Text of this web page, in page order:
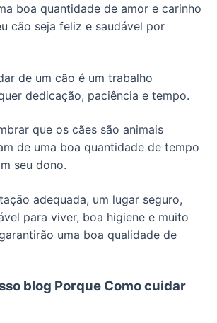
boa quantidade de amor e carinho
cão seja feliz e saudável por
de um cão é um trabalho
dedicação, paciência e tempo.
que os cães são animais
de uma boa quantidade de tempo
seu dono.
adequada, um lugar seguro,
para viver, boa higiene e muito
uma boa qualidade de
blog Porque Como cuidar